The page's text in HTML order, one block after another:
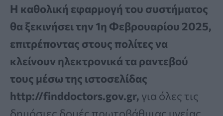
Η καθολική εφαρμογή του συστήματος
θα ξεκινήσει την 1η Φεβρουαρίου 2025,
επιτρέποντας στους πολίτες να
κλείνουν ηλεκτρονικά τα ραντεβού
τους μέσω της ιστοσελίδας
http://finddoctors.gov.gr, για όλες τις
δημόσιες δομές πρωτοβάθμιας υγείας